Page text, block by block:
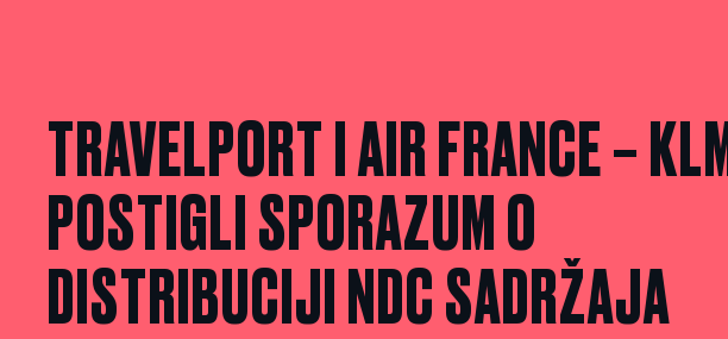
TRAVELPORT I AIR FRANCE – KLM
POSTIGLI SPORAZUM O
DISTRIBUCIJI NDC SADRŽAJA